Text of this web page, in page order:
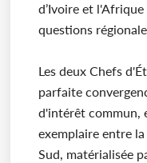
d’Ivoire et
questions
Les deux Chefs
parfaite
d'intérêt commun,
exemplaire entre
Sud, matérialisée